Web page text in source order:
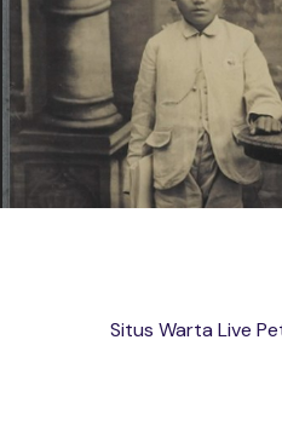
Situs Warta Live